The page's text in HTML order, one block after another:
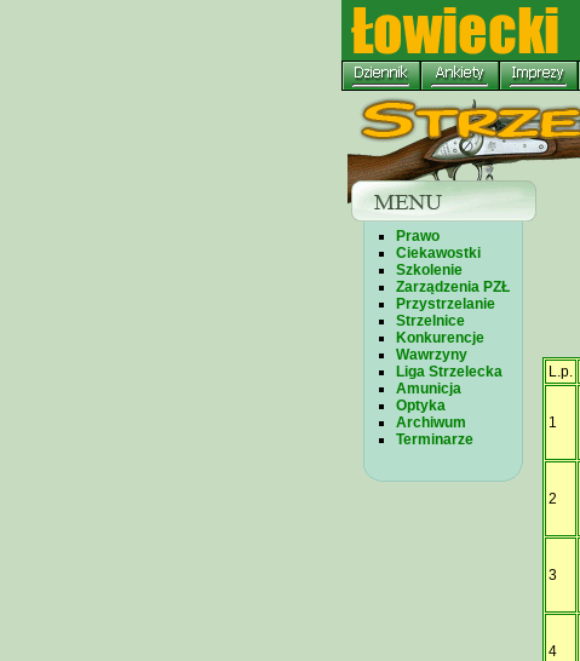
Prawo
Ciekawostki
Szkolenie
Zarządzenia PZŁ
Przystrzelanie
Strzelnice
Konkurencje
Wawrzyny
Liga Strzelecka
Amunicja
Optyka
Archiwum
Terminarze
L.p.
1
2
3
4